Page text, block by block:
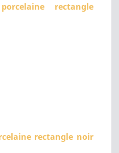
rectangle
rectangle noir